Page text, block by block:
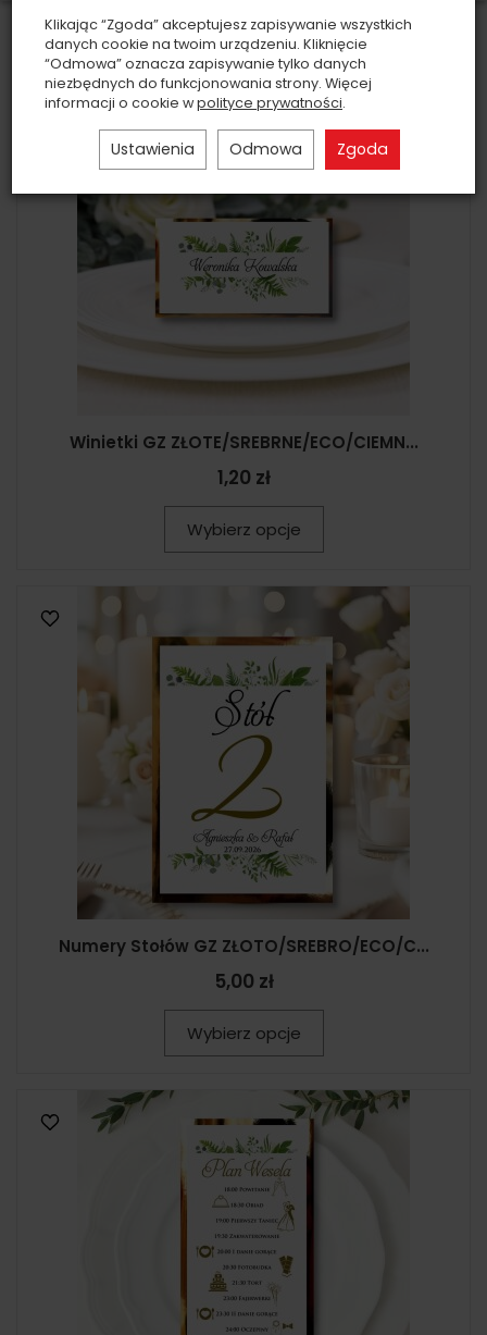
Akcesoria Załączniki
Winietki GZ ZŁOTE/SREBRNE/ECO/CIEMN...
1,20 zł
Wybierz opcje
Numery Stołów GZ ZŁOTO/SREBRO/ECO/C...
5,00 zł
Wybierz opcje
Klikając “Zgoda” akceptujesz zapisywanie wszystkich
danych cookie na twoim urządzeniu. Kliknięcie
“Odmowa” oznacza zapisywanie tylko danych
niezbędnych do funkcjonowania strony. Więcej
informacji o cookie wpolityce prywatności.
Ustawienia Odmowa Zgoda